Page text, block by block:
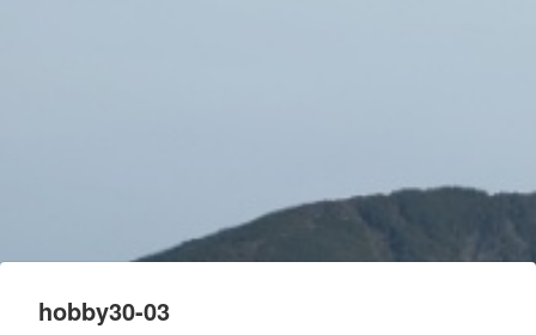
hobby30-03